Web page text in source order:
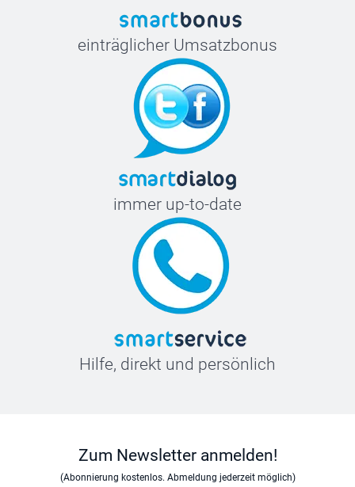
einträglicher Umsatzbonus
immer up-to-date
Hilfe, direkt und persönlich
Zum Newsletter anmelden!
(Abonnierung kostenlos. Abmeldung jederzeit möglich)